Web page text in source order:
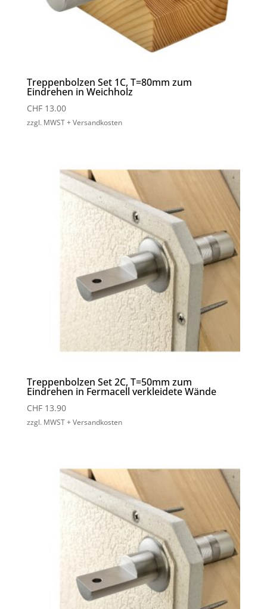
Treppenbolzen Set 1C, T=80mm zum
Eindrehen in Weichholz
CHF13.00
zzgl. MWST + Versandkosten
Treppenbolzen Set 2C, T=50mm zum
Eindrehen in Fermacell verkleidete Wände
CHF13.90
zzgl. MWST + Versandkosten